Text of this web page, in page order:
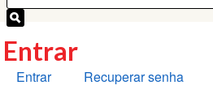
Entrar
Abas
Entrar Recuperar senha